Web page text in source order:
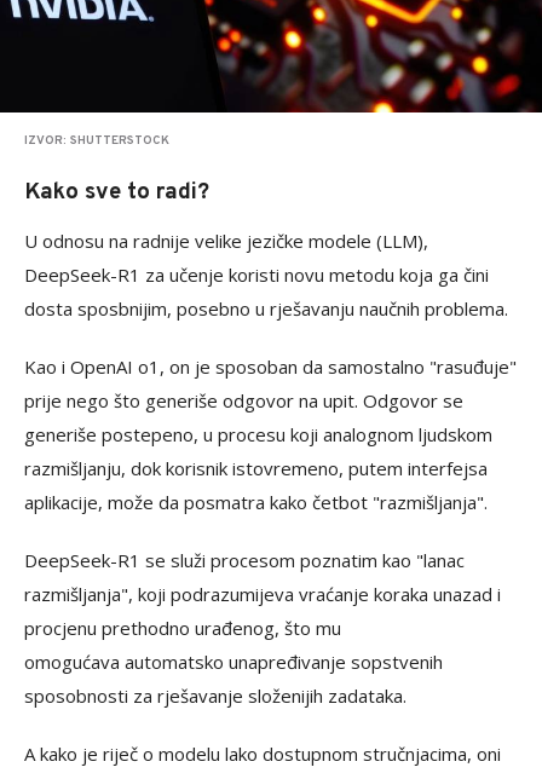
IZVOR: SHUTTERSTOCK
Kako sve to radi?
U odnosu na radnije velike jezičke modele (LLM),
DeepSeek-R1 za učenje koristi novu metodu koja ga čini
dosta sposbnijim, posebno u rješavanju naučnih problema.
Kao i OpenAI o1, on je sposoban da samostalno "rasuđuje"
prije nego što generiše odgovor na upit. Odgovor se
generiše postepeno, u procesu koji analognom ljudskom
razmišljanju, dok korisnik istovremeno, putem interfejsa
aplikacije, može da posmatra kako četbot "razmišljanja".
DeepSeek-R1 se služi procesom poznatim kao "lanac
razmišljanja", koji podrazumijeva vraćanje koraka unazad i
procjenu prethodno urađenog, što mu
omogućava automatsko unapređivanje sopstvenih
sposobnosti za rješavanje složenijih zadataka.
A kako je riječ o modelu lako dostupnom stručnjacima, oni